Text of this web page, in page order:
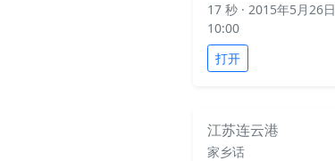
17 秒 · 2015年5月26日
10:00
打开
江苏连云港
家乡话